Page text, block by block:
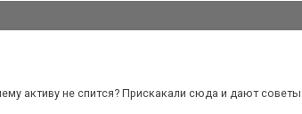
активу не спится? Прискакали сюда и дают советы.